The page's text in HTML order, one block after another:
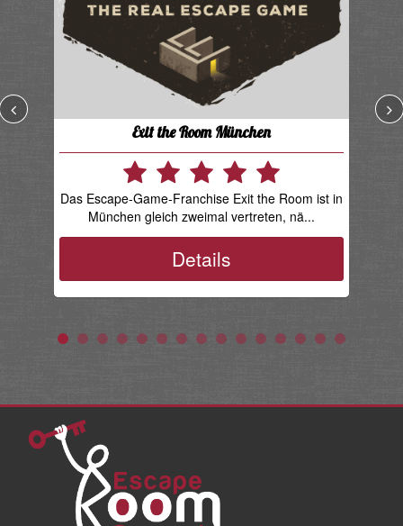
Exit the Room München
Das Escape-Game-Franchise Exit the Room ist in
München gleich zweimal vertreten, nä...
Details